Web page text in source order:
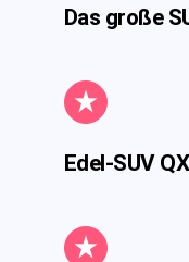
Das große
Edel-SUV